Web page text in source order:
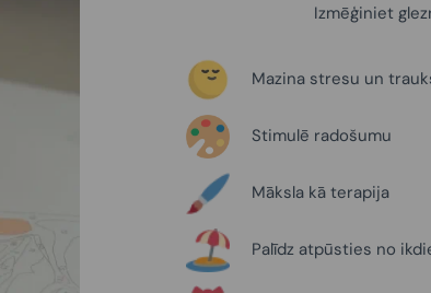
Izmēģiniet
Mazina stresu un
Stimulē radošumu
Māksla kā terapija
Palīdz atpūsties no